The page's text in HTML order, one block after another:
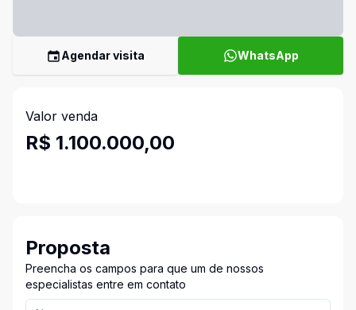
Agendar visita WhatsApp
Valor venda
R$ 1.100.000,00
Proposta
Preencha os campos para que um de nossos
especialistas entre em contato